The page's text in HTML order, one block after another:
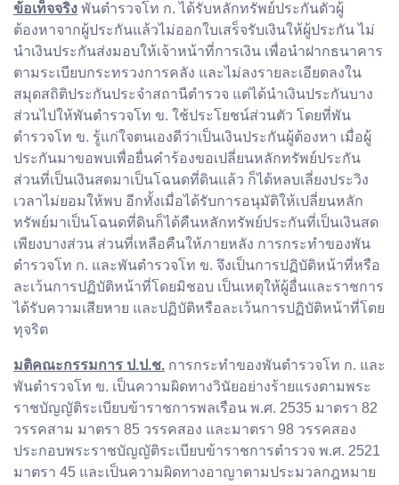
ข้อเท็จจริง พันตำรวจโท ก. ได้รับหลักทรัพย์ประกันตัวผู้
ต้องหาจากผู้ประกันแล้วไม่ออกใบเสร็จรับเงินให้ผู้ประกัน ไม่
นำเงินประกันส่งมอบให้เจ้าหน้าที่การเงิน เพื่อนำฝากธนาคาร
ตามระเบียบกระทรวงการคลัง และไม่ลงรายละเอียดลงใน
สมุดสถิติประกันประจำสถานีตำรวจ แต่ได้นำเงินประกันบาง
ส่วนไปให้พันตำรวจโท ข. ใช้ประโยชน์ส่วนตัว โดยที่พัน
ตำรวจโท ข. รู้แก่ใจตนเองดีว่าเป็นเงินประกันผู้ต้องหา เมื่อผู้
ประกันมาขอพบเพื่อยื่นคำร้องขอเปลี่ยนหลักทรัพย์ประกัน
ส่วนที่เป็นเงินสดมาเป็นโฉนดที่ดินแล้ว ก็ได้หลบเลี่ยงประวิง
เวลาไม่ยอมให้พบ อีกทั้งเมื่อได้รับการอนุมัติให้เปลี่ยนหลัก
ทรัพย์มาเป็นโฉนดที่ดินก็ได้คืนหลักทรัพย์ประกันที่เป็นเงินสด
เพียงบางส่วน ส่วนที่เหลือคืนให้ภายหลัง การกระทำของพัน
ตำรวจโท ก. และพันตำรวจโท ข. จึงเป็นการปฏิบัติหน้าที่หรือ
ละเว้นการปฏิบัติหน้าที่โดยมิชอบ เป็นเหตุให้ผู้อื่นและราชการ
ได้รับความเสียหาย และปฏิบัติหรือละเว้นการปฏิบัติหน้าที่โดย
ทุจริต
มติคณะกรรมการ ป.ป.ช. การกระทำของพันตำรวจโท ก. และ
พันตำรวจโท ข. เป็นความผิดทางวินัยอย่างร้ายแรงตามพระ
ราชบัญญัติระเบียบข้าราชการพลเรือน พ.ศ. 2535 มาตรา 82
วรรคสาม มาตรา 85 วรรคสอง และมาตรา 98 วรรคสอง
ประกอบพระราชบัญญัติระเบียบข้าราชการตำรวจ พ.ศ. 2521
มาตรา 45 และเป็นความผิดทางอาญาตามประมวลกฎหมาย